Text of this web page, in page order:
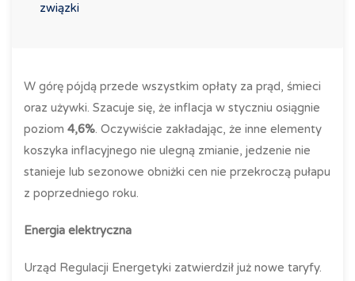
związki
W górę pójdą przede wszystkim opłaty za prąd, śmieci
oraz używki. Szacuje się, że inflacja w styczniu osiągnie
poziom 4,6%. Oczywiście zakładając, że inne elementy
koszyka inflacyjnego nie ulegną zmianie, jedzenie nie
stanieje lub sezonowe obniżki cen nie przekroczą pułapu
z poprzedniego roku.
Energia elektryczna
Urząd Regulacji Energetyki zatwierdził już nowe taryfy.